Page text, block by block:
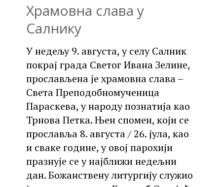
Храмовна слава у
Салнику
У недељу 9. августа, у селу Салник
покрај града Светог Ивана Зелине,
прослављена је храмовна слава –
Света Преподобномученица
Параскева, у народу познатија као
Трнова Петка. Њен спомен, који се
прославља 8. августа / 26. јула, као
и сваке године, у овој парохији
празнује се у најближи недељни
дан. Божанствену литургију служио